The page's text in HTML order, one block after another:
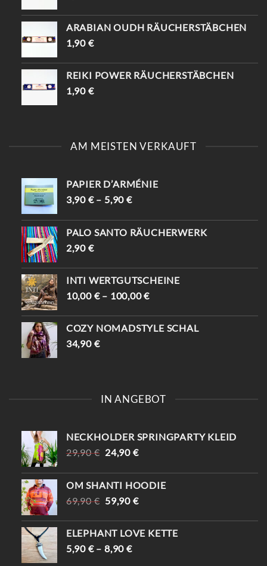
ARABIAN OUDH RÄUCHERSTÄBCHEN
1,90 €
REIKI POWER RÄUCHERSTÄBCHEN
1,90 €
AM MEISTEN VERKAUFT
PAPIER D’ARMÉNIE
3,90 €– 5,90€
PALO SANTO RÄUCHERWERK
2,90 €
INTI WERTGUTSCHEINE
10,00 €– 100,00€
COZY NOMADSTYLE SCHAL
34,90 €
IN ANGEBOT
NECKHOLDER SPRINGPARTY KLEID
29,90€ URSPRÜNGLICHER
WAR:
29,90 €
24,90 €AKTUELLER
IST:
24,90 €.
OM SHANTI HOODIE
69,90€ URSPRÜNGLICHER
WAR:
69,90 €
59,90 €AKTUELLER
IST:
59,90 €.
ELEPHANT LOVE KETTE
5,90 €–8,90€